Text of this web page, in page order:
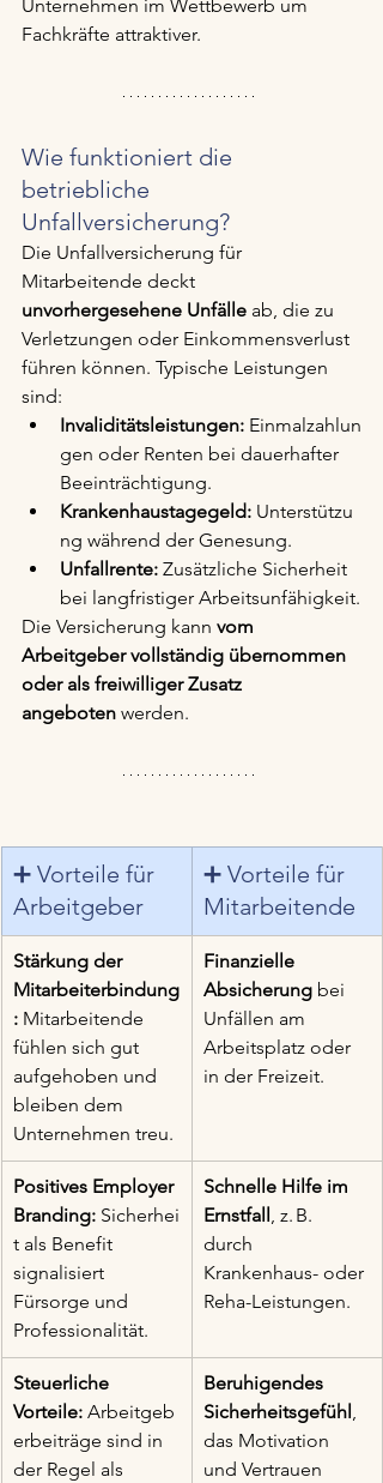
Unternehmen im Wettbewerb um
Fachkräfte attraktiver.
Wie funktioniert die
betriebliche
Unfallversicherung?
Die Unfallversicherung für
Mitarbeitende deckt
unvorhergesehene Unfälle ab, die zu
Verletzungen oder Einkommensverlust
führen können. Typische Leistungen
sind:
Invaliditätsleistungen: Einmalzahlun
gen oder Renten bei dauerhafter
Beeinträchtigung.
Krankenhaustagegeld: Unterstützu
ng während der Genesung.
Unfallrente: Zusätzliche Sicherheit
bei langfristiger Arbeitsunfähigkeit.
Die Versicherung kann vom
Arbeitgeber vollständig übernommen
oder als freiwilliger Zusatz
angeboten werden.
➕ Vorteile für
Arbeitgeber
➕ Vorteile für
Mitarbeitende
Stärkung der
Mitarbeiterbindung
: Mitarbeitende
fühlen sich gut
aufgehoben und
bleiben dem
Unternehmen treu.
Finanzielle
Absicherung bei
Unfällen am
Arbeitsplatz oder
in der Freizeit.
Positives Employer
Branding: Sicherhei
t als Benefit
signalisiert
Fürsorge und
Professionalität.
Schnelle Hilfe im
Ernstfall , z. B.
durch
Krankenhaus- oder
Reha-Leistungen.
Steuerliche
Vorteile: Arbeitgeb
erbeiträge sind in
der Regel als
Beruhigendes
Sicherheitsgefühl ,
das Motivation
und Vertrauen